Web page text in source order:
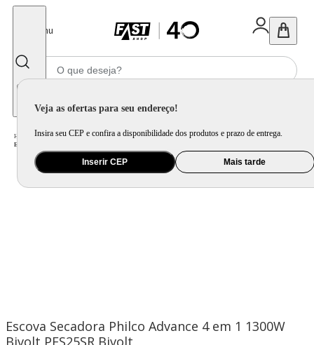
Menu
Veja as ofertas para seu endereço!
Insira seu CEP e confira a disponibilidade dos produtos e prazo de entrega.
Inserir CEP Mais tarde
Home Saúde e Beleza / Cuidado Pessoal / Escova Alisadora /
Escova Secadora Philco Advance 4 em 1 1300W Bivolt PES25SR
Escova Secadora Philco Advance 4 em 1 1300W
Bivolt PES25SR Bivolt